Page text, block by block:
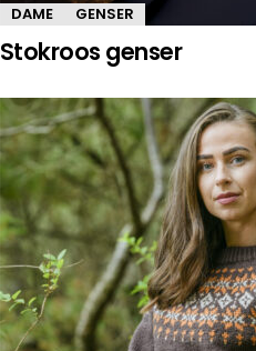
DAME GENSER
Stokroos genser